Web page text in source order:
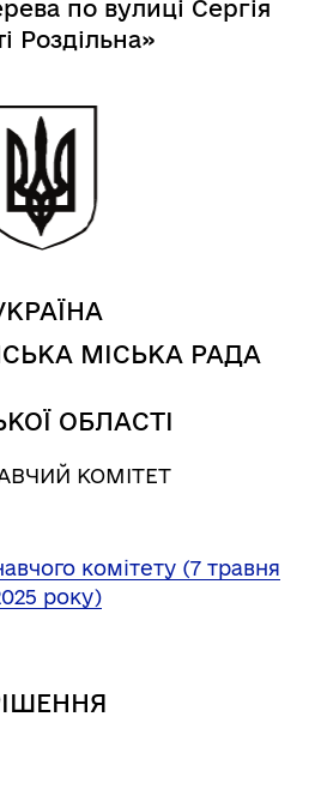
по вулиці Сергія
Роздільна»
МІСЬКА РАДА
ОБЛАСТІ
КОМІТЕТ
комітету (7 травня
року)